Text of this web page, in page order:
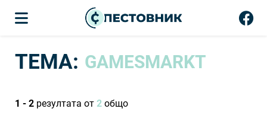
ТЕМА: GAMESMARKT
1 - 2 резултата от 2 общо